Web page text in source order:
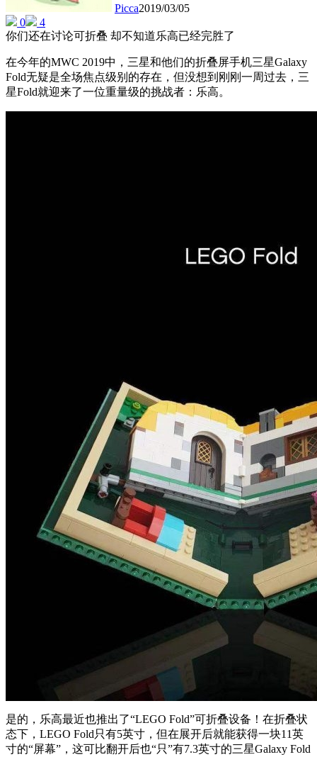
Picca2019/03/05
0
4
你们还在讨论可折叠 却不知道乐高已经完胜了
在今年的MWC 2019中，三星和他们的折叠屏手机三星Galaxy
Fold无疑是全场焦点级别的存在，但没想到刚刚一周过去，三
星Fold就迎来了一位重量级的挑战者：乐高。
是的，乐高最近也推出了“LEGO Fold”可折叠设备！在折叠状
态下，LEGO Fold只有5英寸，但在展开后就能获得一块11英
寸的“屏幕”，这可比翻开后也“只”有7.3英寸的三星Galaxy Fold